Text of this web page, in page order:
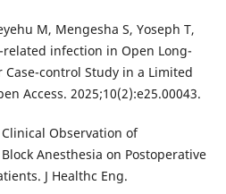
M, Mengesha S, Yoseph T,
infection in Open Long-
Case-control Study in a Limited
Access. 2025;10(2):e25.00043.
Observation of
Anesthesia on Postoperative
J Healthc Eng.